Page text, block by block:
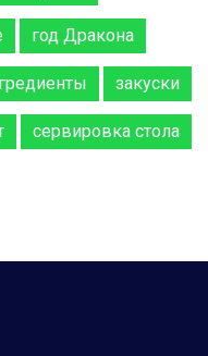
год Дракона
закуски
сервировка стола